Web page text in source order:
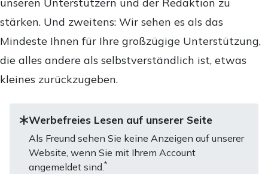
unseren Unterstützern und der Redaktion zu
stärken. Und zweitens: Wir sehen es als das
Mindeste Ihnen für Ihre großzügige Unterstützung,
die alles andere als selbstverständlich ist, etwas
kleines zurückzugeben.
Werbefreies Lesen auf unserer Seite
Als Freund sehen Sie keine Anzeigen auf unserer
Website, wenn Sie mit Ihrem Account
angemeldet sind.*